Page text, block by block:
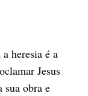
heresia é a
Jesus
sua obra e